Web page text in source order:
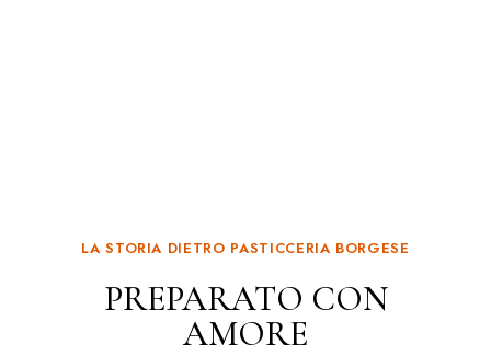
LA STORIA DIETRO PASTICCERIA BORGESE
PREPARATO CON
AMORE